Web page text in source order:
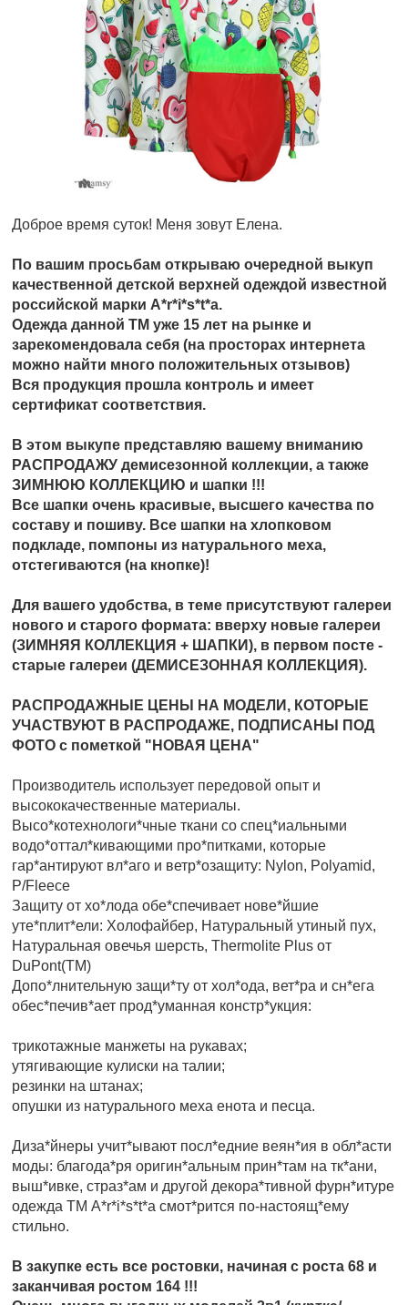
Доброе время суток! Меня зовут Елена.
По вашим просьбам открываю очередной выкуп
качественной детской верхней одеждой известной
российской марки A*r*i*s*t*a.
Одежда данной ТМ уже 15 лет на рынке и
зарекомендовала себя (на просторах интернета
можно найти много положительных отзывов)
Вся продукция прошла контроль и имеет
сертификат соответствия.
В этом выкупе представляю вашему вниманию
РАСПРОДАЖУ демисезонной коллекции, а также
ЗИМНЮЮ КОЛЛЕКЦИЮ и шапки !!!
Все шапки очень красивые, высшего качества по
составу и пошиву. Все шапки на хлопковом
подкладе, помпоны из натурального меха,
отстегиваются (на кнопке)!
Для вашего удобства, в теме присутствуют галереи
нового и старого формата: вверху новые галереи
(ЗИМНЯЯ КОЛЛЕКЦИЯ + ШАПКИ), в первом посте -
старые галереи (ДЕМИСЕЗОННАЯ КОЛЛЕКЦИЯ).
РАСПРОДАЖНЫЕ ЦЕНЫ НА МОДЕЛИ, КОТОРЫЕ
УЧАСТВУЮТ В РАСПРОДАЖЕ, ПОДПИСАНЫ ПОД
ФОТО с пометкой "НОВАЯ ЦЕНА"
Производитель использует передовой опыт и
высококачественные материалы.
Высо*котехнологи*чные ткани со спец*иальными
водо*оттал*кивающими про*питками, которые
гар*антируют вл*аго и ветр*озащиту: Nylon, Polyamid,
Р/Fleece
Защиту от хо*лода обе*спечивает нове*йшие
уте*плит*ели: Холофайбер, Натуральный утиный пух,
Натуральная овечья шерсть, Thermolite Plus от
DuPont(TM)
Допо*лнительную защи*ту от хол*ода, вет*ра и сн*ега
обес*печив*ает прод*уманная констр*укция:
трикотажные манжеты на рукавах;
утягивающие кулиски на талии;
резинки на штанах;
опушки из натурального меха енота и песца.
Диза*йнеры учит*ывают посл*едние веян*ия в обл*асти
моды: благода*ря оригин*альным прин*там на тк*ани,
выш*ивке, страз*ам и другой декора*тивной фурн*итуре
одежда ТМ A*r*i*s*t*a смот*рится по-настоящ*ему
стильно.
В закупке есть все ростовки, начиная с роста 68 и
заканчивая ростом 164 !!!